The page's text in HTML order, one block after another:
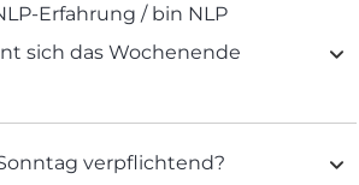
Erfahrung / bin NLP
sich das Wochenende
verpflichtend?